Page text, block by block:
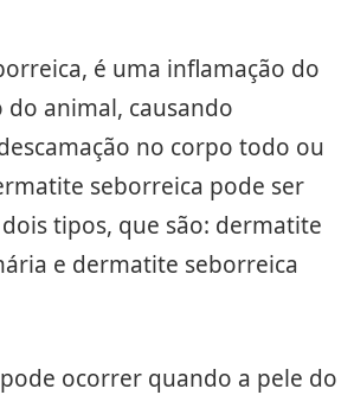
é uma inflamação do
animal, causando
no corpo todo ou
seborreica pode ser
tipos, que são: dermatite
e dermatite seborreica
pode ocorrer quando a pele do